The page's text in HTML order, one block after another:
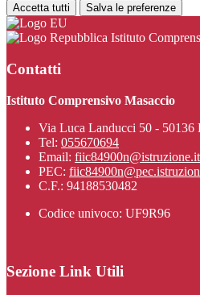
Accetta tutti Salva le preferenze
Istituto
Contatti
Istituto Comprensivo Masaccio
Via Luca Landucci 50 - 50136
Tel: 055670694
Email: fiic84900n@istruzione.it
PEC:
C.F.: 94188530482
Codice univoco: UF9R96
Sezione Link Utili